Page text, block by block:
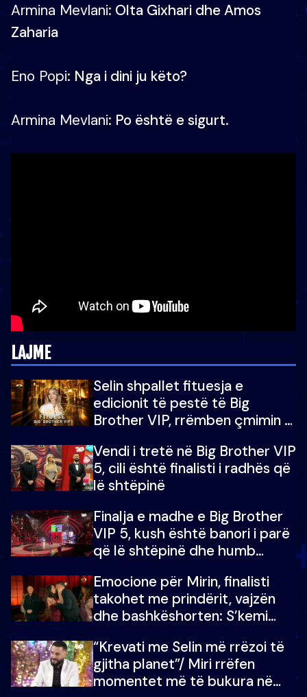
Armina Mevlani: Olta Gixhari dhe Amos
Zaharia
Eno Popi: Nga i dini ju këto?
Armina Mevlani: Po është e sigurt.
LAJME
Selin shpallet fituesja e
edicionit të pestë të Big
Brother VIP, rrëmben çmimin e
Vendi i tretë në Big Brother VIP
5, cili është finalisti i radhës që
lë shtëpinë
Finalja e madhe e Big Brother
VIP 5, kush është banori i parë
që lë shtëpinë dhe humb
çmimin e madh
Emocione për Mirin, finalisti
takohet me prindërit, vajzën
dhe bashkëshorten: S’kemi
“Krevati me Selin më rrëzoi të
gjitha planet”/ Miri rrëfen
momentet më të bukura në